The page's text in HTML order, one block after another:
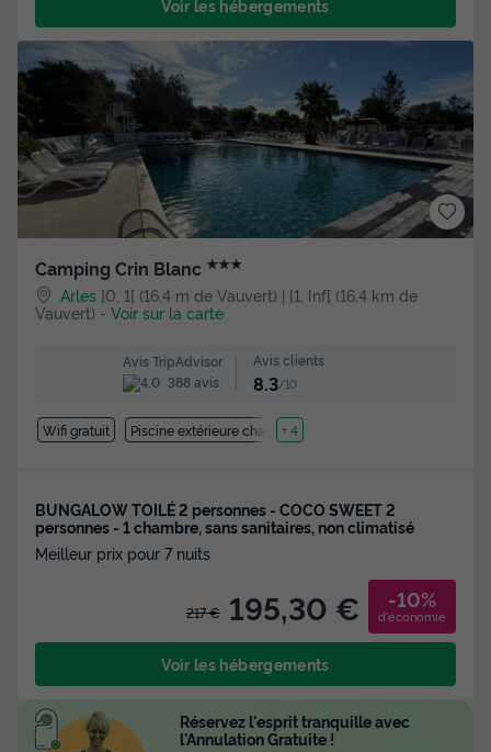
Voir les hébergements
Camping Crin Blanc ★★★
Arles ]0, 1[ (16,4 m de Vauvert) | [1, Inf[ (16,4 km de
Vauvert) - Voir sur la carte
Avis TripAdvisor
388 avis
Avis clients
8.3/10
Wifi gratuit Piscine extérieure chauffée
+ 4
BUNGALOW TOILÉ 2 personnes - COCO SWEET 2
personnes - 1 chambre, sans sanitaires, non climatisé
Meilleur prix pour 7 nuits
217 € 195,30 € -10%
d'économie
Voir les hébergements
Réservez l'esprit tranquille avec
l'Annulation Gratuite !